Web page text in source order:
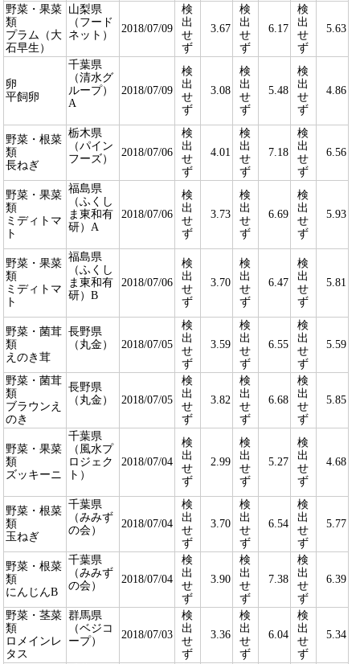
野菜・果菜
類
プラム（大
石早生）
山梨県
（フード
ネット）
2018/07/09
検
出
せ
ず
3.67
検
出
せ
ず
6.17
検
出
せ
ず
5.63
卵
平飼卵
千葉県
（清水グ
ループ）
A
2018/07/09
検
出
せ
ず
3.08
検
出
せ
ず
5.48
検
出
せ
ず
4.86
野菜・根菜
類
長ねぎ
栃木県
（パイン
フーズ）
2018/07/06
検
出
せ
ず
4.01
検
出
せ
ず
7.18
検
出
せ
ず
6.56
野菜・果菜
類
ミディトマ
ト
福島県
（ふくし
ま東和有
研）A
2018/07/06
検
出
せ
ず
3.73
検
出
せ
ず
6.69
検
出
せ
ず
5.93
野菜・果菜
類
ミディトマ
ト
福島県
（ふくし
ま東和有
研）B
2018/07/06
検
出
せ
ず
3.70
検
出
せ
ず
6.47
検
出
せ
ず
5.81
野菜・菌茸
類
えのき茸
長野県
（丸金）
2018/07/05
検
出
せ
ず
3.59
検
出
せ
ず
6.55
検
出
せ
ず
5.59
野菜・菌茸
類
ブラウンえ
のき
長野県
（丸金）
2018/07/05
検
出
せ
ず
3.82
検
出
せ
ず
6.68
検
出
せ
ず
5.85
野菜・果菜
類
ズッキーニ
千葉県
（風水プ
ロジェク
ト）
2018/07/04
検
出
せ
ず
2.99
検
出
せ
ず
5.27
検
出
せ
ず
4.68
野菜・根菜
類
玉ねぎ
千葉県
（みみず
の会）
2018/07/04
検
出
せ
ず
3.70
検
出
せ
ず
6.54
検
出
せ
ず
5.77
野菜・根菜
類
にんじんB
千葉県
（みみず
の会）
2018/07/04
検
出
せ
ず
3.90
検
出
せ
ず
7.38
検
出
せ
ず
6.39
野菜・茎菜
類
ロメインレ
タス
群馬県
（ベジコ
ープ）
2018/07/03
検
出
せ
ず
3.36
検
出
せ
ず
6.04
検
出
せ
ず
5.34